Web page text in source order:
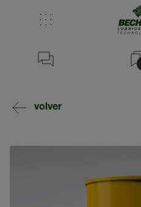
volver